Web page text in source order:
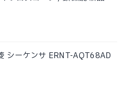
シーケンサ ERNT-AQT68AD